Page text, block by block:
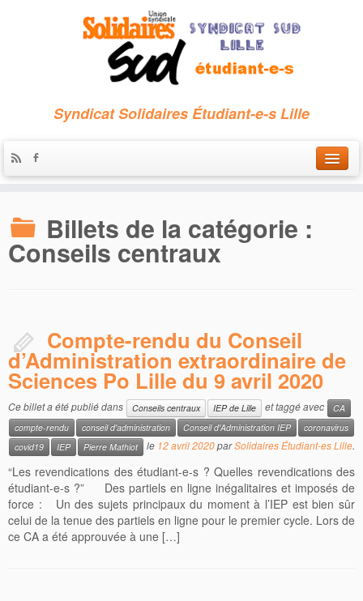
Syndicat Solidaires Étudiant-e-s Lille
Qui sommes-nous ?
Billets de la catégorie :
Conseils centraux
Compte-rendu du Conseil
d’Administration extraordinaire de
Sciences Po Lille du 9 avril 2020
Ce billet a été publié dans Conseils centraux IEP de Lille et taggé avec
CA
compte-rendu
conseil d'administration Conseil d'Administration IEP
coronavirus
covid19
IEP Pierre Mathiot le 12 avril 2020parSolidaires Étudiant-es Lille.
“Les revendications des étudiant-e-s ? Quelles revendications des
étudiant-e-s ?” Des partiels en ligne inégalitaires et imposés de
force : Un des sujets principaux du moment à l’IEP est bien sûr
celui de la tenue des partiels en ligne pour le premier cycle. Lors de
ce CA a été approuvée à une […]